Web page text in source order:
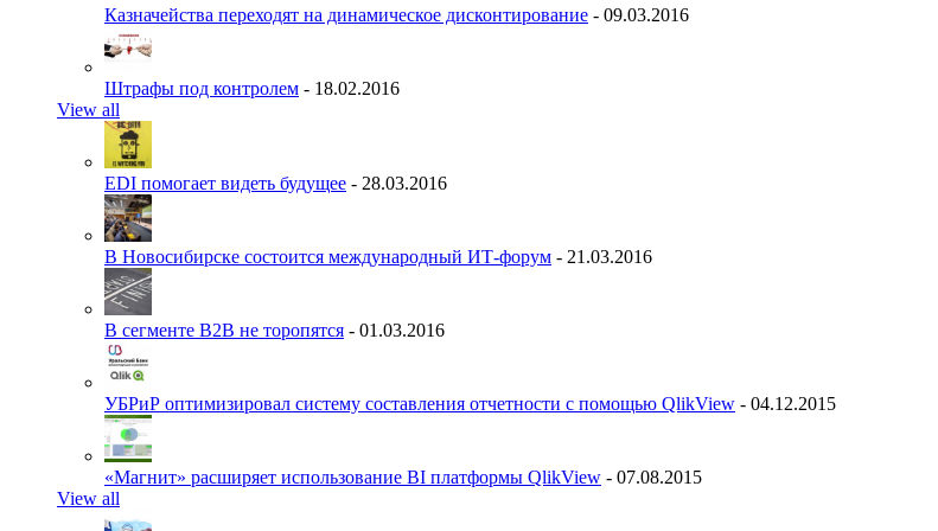
Казначейства переходят на динамическое дисконтирование - 09.03.2016
Штрафы под контролем - 18.02.2016
View all
EDI помогает видеть будущее - 28.03.2016
В Новосибирске состоится международный ИТ-форум - 21.03.2016
В сегменте B2B не торопятся - 01.03.2016
УБРиР оптимизировал систему составления отчетности с помощью QlikView - 04.12.2015
«Магнит» расширяет использование BI платформы QlikView - 07.08.2015
View all